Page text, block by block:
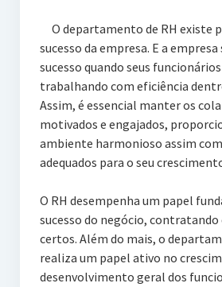
O departamento de RH existe
sucesso da empresa. E a
sucesso quando seus
trabalhando com eficiência
Assim, é essencial manter os
motivados e engajados,
ambiente harmonioso assim
adequados para o seu
O RH desempenha um papel
sucesso do negócio,
certos. Além do mais, o
realiza um papel ativo no
desenvolvimento geral dos